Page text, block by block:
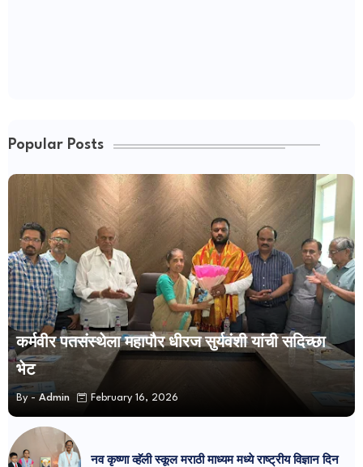
Popular Posts
कर्मवीर पतसंस्थेला महापौर धीरज सुर्यवंशी यांची सदिच्छा
भेट
By - Admin February 16, 2026
नव कृष्णा व्हॅली स्कूल मराठी माध्यम मध्ये राष्ट्रीय विज्ञान दिन